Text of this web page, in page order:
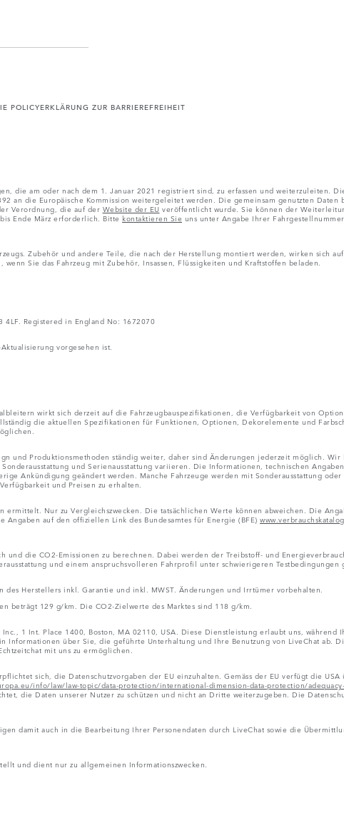
POLICYERKLÄRUNG ZUR BARRIEREFREIHEIT
die am oder nach dem 1. Januar 2021 registriert sind, zu erfassen und weiterzuleiten.
an die Europäische Kommission weitergeleitet werden. Die gemeinsam genutzten
Verordnung, die auf der Website der EU veröffentlicht wurde. Sie können der
Ende März erforderlich. Bitte kontaktieren Sie uns unter Angabe Ihrer
Zubehör und andere Teile, die nach der Herstellung montiert werden, wirken sich
Sie das Fahrzeug mit Zubehör, Insassen, Flüssigkeiten und Kraftstoffen beladen.
4LF. Registered in England No: 1672070
vorgesehen ist.
wirkt sich derzeit auf die Fahrzeugbauspezifikationen, die Verfügbarkeit von
die aktuellen Spezifikationen für Funktionen, Optionen, Dekorelemente und
und Produktionsmethoden ständig weiter, daher sind Änderungen jederzeit möglich.
und Serienausstattung variieren. Die Informationen, technischen
Ankündigung geändert werden. Manche Fahrzeuge werden mit Sonderausstattung
und Preisen zu erhalten.
Nur zu Vergleichszwecken. Die tatsächlichen Werte können abweichen. Die
auf den offiziellen Link des Bundesamtes für Energie (BFE)
die CO2-Emissionen zu berechnen. Dabei werden der Treibstoff- und
und einem anspruchsvolleren Fahrprofil unter schwierigeren Testbedingungen
Herstellers inkl. Garantie und inkl. MWST. Änderungen und Irrtümer vorbehalten.
beträgt 129 g/km. Die CO2-Zielwerte des Marktes sind 118 g/km.
Inc., 1 Int. Place 1400, Boston, MA 02110, USA. Diese Dienstleistung erlaubt uns,
Informationen über Sie, die geführte Unterhaltung und Ihre Benutzung von LiveChat ab.
mit uns zu ermöglichen.
sich, die Datenschutzvorgaben der EU einzuhalten. Gemäss der EU verfügt die
info/law/law-topic/data-protection/international-dimension-data-protection/
die Daten unserer Nutzer zu schützen und nicht an Dritte weiterzugeben. Die
damit auch in die Bearbeitung Ihrer Personendaten durch LiveChat sowie die
und dient nur zu allgemeinen Informationszwecken.